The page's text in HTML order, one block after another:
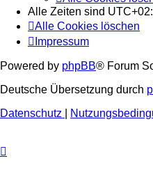
Alle Zeiten sind
Alle Cookies löschen
Impressum
Powered by phpBB® Forum
Deutsche Übersetzung durch
Datenschutz